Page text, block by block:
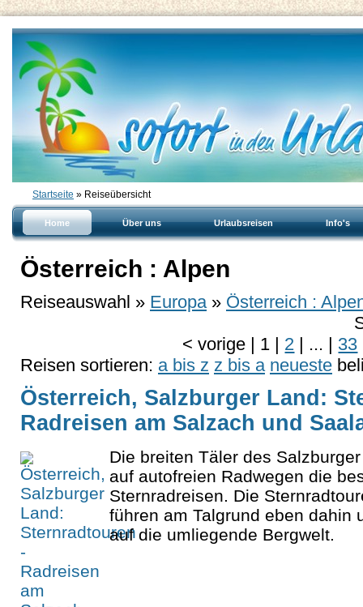
Startseite » Reiseübersicht
Home Über uns Urlaubsreisen Info's
Österreich : Alpen
Reiseauswahl » Europa » Österreich :
<vorige | 1 | 2 | ... | 33
Reisen sortieren: a bis z z bis a neueste
Österreich, Salzburger Land:
Radreisen am Salzach und
Die breiten Täler des
auf autofreien Radwegen die
Sternradreisen. Die
führen am Talgrund eben dahin
auf die umliegende Bergwelt.